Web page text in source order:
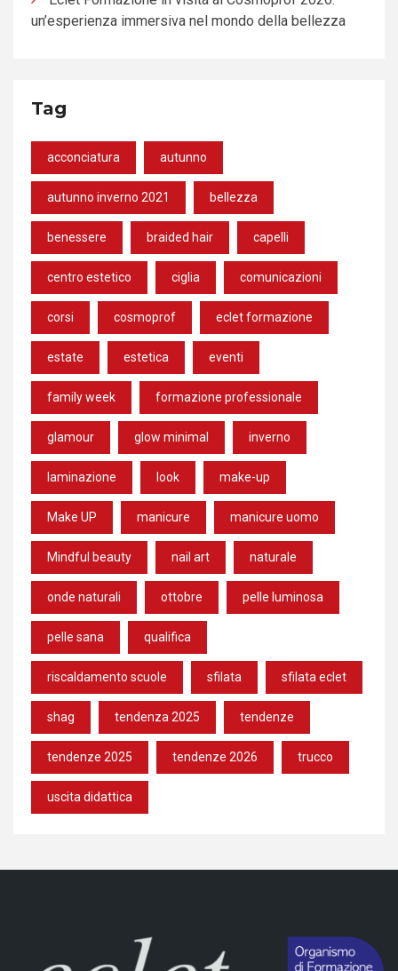
un’esperienza immersiva nel mondo della bellezza
Tag
acconciatura autunno
autunno inverno 2021 bellezza
benessere braided hair capelli
centro estetico ciglia comunicazioni
corsi cosmoprof eclet formazione
estate estetica eventi
family week formazione professionale
glamour glow minimal inverno
laminazione look make-up
Make UP manicure manicure uomo
Mindful beauty nail art naturale
onde naturali ottobre pelle luminosa
pelle sana qualifica
riscaldamento scuole sfilata sfilata eclet
shag tendenza 2025 tendenze
tendenze 2025 tendenze 2026 trucco
uscita didattica